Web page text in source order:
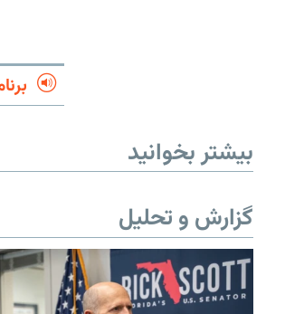
بیشتر بخوانید
گزارش و تحلیل